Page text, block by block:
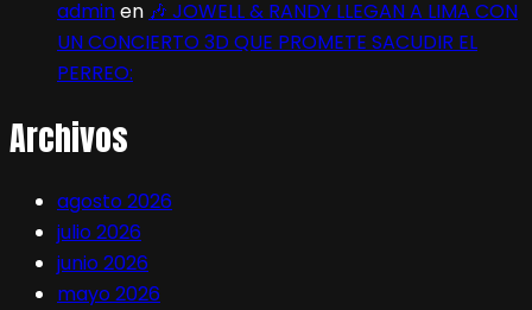
adminen 🎶 JOWELL & RANDY LLEGAN A LIMA CON
UN CONCIERTO 3D QUE PROMETE SACUDIR EL
PERREO:
Archivos
agosto 2026
julio 2026
junio 2026
mayo 2026